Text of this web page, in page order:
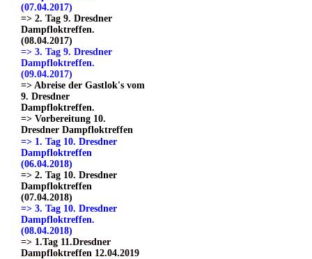
(07.04.2017)
=> 2. Tag 9. Dresdner
Dampfloktreffen.
(08.04.2017)
=> 3. Tag 9. Dresdner
Dampfloktreffen.
(09.04.2017)
=> Abreise der Gastlok's vom
9. Dresdner
Dampfloktreffen.
=> Vorbereitung 10.
Dresdner Dampfloktreffen
=> 1. Tag 10. Dresdner
Dampfloktreffen
(06.04.2018)
=> 2. Tag 10. Dresdner
Dampfloktreffen
(07.04.2018)
=> 3. Tag 10. Dresdner
Dampfloktreffen.
(08.04.2018)
=> 1.Tag 11.Dresdner
Dampfloktreffen 12.04.2019